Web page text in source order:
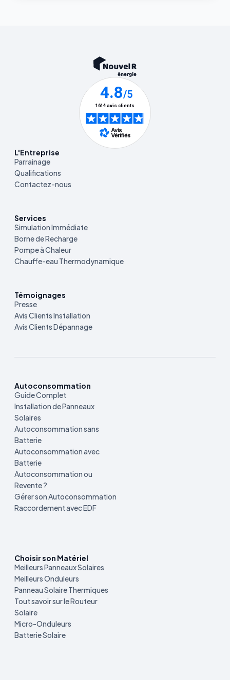
L'Entreprise
Parrainage
Qualifications
Contactez-nous
Services
Simulation Immédiate
Borne de Recharge
Pompe à Chaleur
Chauffe-eau Thermodynamique
Témoignages
Presse
Avis Clients Installation
Avis Clients Dépannage
Autoconsommation
Guide Complet
Installation de Panneaux
Solaires
Autoconsommation sans
Batterie
Autoconsommation avec
Batterie
Autoconsommation ou
Revente ?
Gérer son Autoconsommation
Raccordement avec EDF
Choisir son Matériel
Meilleurs Panneaux Solaires
Meilleurs Onduleurs
Panneau Solaire Thermiques
Tout savoir sur le Routeur
Solaire
Micro-Onduleurs
Batterie Solaire